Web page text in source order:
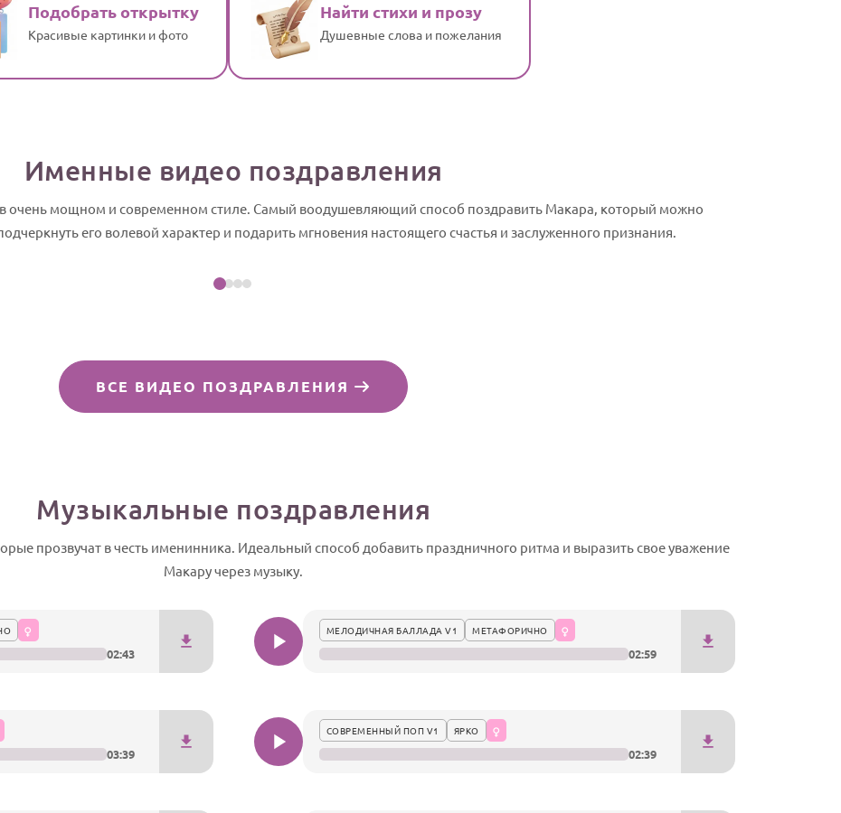
Подобрать открытку
Красивые картинки и фото
Найти стихи и прозу
Душевные слова и пожелания
Именные видео поздравления
очень мощном и современном стиле. Самый воодушевляющий способ поздравить Макара, который можно
его волевой характер и подарить мгновения настоящего счастья и заслуженного признания.
Посмотреть пример
ВСЕ ВИДЕО ПОЗДРАВЛЕНИЯ
Музыкальные поздравления
прозвучат в честь именинника. Идеальный способ добавить праздничного ритма и выразить свое уважение
Макару через музыку.
02:43
МЕЛОДИЧНАЯ БАЛЛАДА V1 МЕТАФОРИЧНО
02:59
03:39
СОВРЕМЕННЫЙ ПОП V1 ЯРКО
02:39